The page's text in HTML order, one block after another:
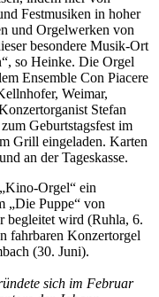
Festmusiken in hoher
und Orgelwerken von
besondere Musik-Ort
so Heinke. Die Orgel
Ensemble Con Piacere
Weimar,
Stefan
Geburtstagsfest im
Grill eingeladen. Karten
an der Tageskasse.
Orgel“ ein
„Die Puppe“ von
begleitet wird (Ruhla, 6.
fahrbaren Konzertorgel
(30. Juni).
sich im Februar